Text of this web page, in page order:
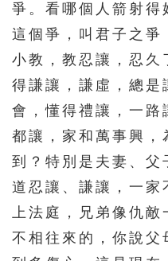
爭。看哪個人箭射得
這個爭，叫君子之爭
小教，教忍讓，忍久
得謙讓，謙虛，總是
會，懂得禮讓，一路
都讓，家和萬事興，
到？特別是夫妻、父
道忍讓、謙讓，一家
上法庭，兄弟像仇敵
不相往來的，你說父